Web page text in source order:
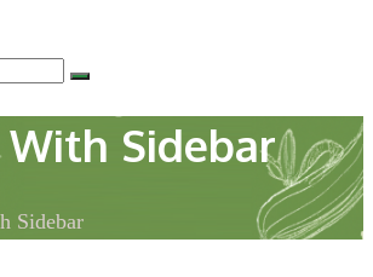
With Sidebar
Sidebar